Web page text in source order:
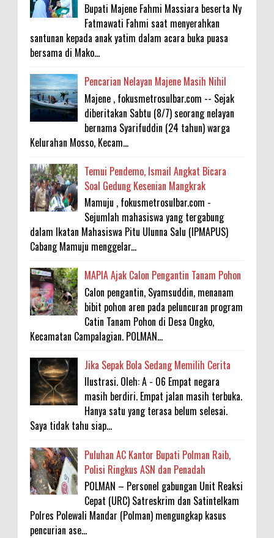
Bupati Majene Fahmi Massiara beserta Ny
Fatmawati Fahmi saat menyerahkan
santunan kepada anak yatim dalam acara buka puasa
bersama di Mako...
Pencarian Nelayan Majene Masih Nihil
Majene , fokusmetrosulbar.com -- Sejak
diberitakan Sabtu (8/7) seorang nelayan
bernama Syarifuddin (24 tahun) warga
Kelurahan Mosso, Kecam...
Temui Pendemo, Ismail Angkat Bicara
Soal Gedung Kesenian Mangkrak
Mamuju , fokusmetrosulbar.com -
Sejumlah mahasiswa yang tergabung
dalam Ikatan Mahasiswa Pitu Ulunna Salu (IPMAPUS)
Cabang Mamuju menggelar...
MAPIA Ajak Calon Pengantin Tanam Pohon
Calon pengantin, Syamsuddin, menanam
bibit pohon aren pada peluncuran program
Catin Tanam Pohon di Desa Ongko,
Kecamatan Campalagian. POLMAN...
Jika Sepak Bola Sedang Memilih Cerita
Ilustrasi. Oleh: A - 06 Empat negara
masih berdiri. Empat jalan masih terbuka.
Hanya satu yang terasa belum selesai.
Saya tidak tahu siap...
Puluhan AC Kantor Bupati Polman Raib,
Polisi Ringkus ASN dan Penadah
POLMAN – Personel gabungan Unit Reaksi
Cepat (URC) Satreskrim dan Satintelkam
Polres Polewali Mandar (Polman) mengungkap kasus
pencurian ase...